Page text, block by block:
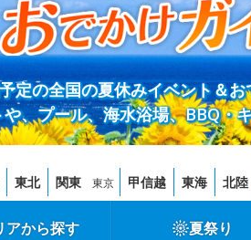
定の全国の夏休みイベント＆
、プール、海水浴場、BBQ・
東北 関東 東京 甲信越 東海 北陸
アから探す 夏祭り